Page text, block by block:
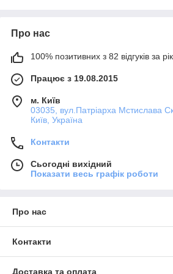
Великі площі скління
Brillant-Design =
кордонів!
До конструкцій із профілів
Brillant-Design
Ідеальною буде рідна
https://design-
Про нас
100% позитивних з 82 відгуків за рік
Працює з 19.08.2015
м. Київ
03035, вул.Патріарха Мстислава
Київ, Україна
Контакти
Сьогодні вихідний
Показати весь графік роботи
Про нас
Контакти
Доставка та оплата